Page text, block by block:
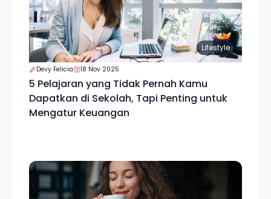
Lifestyle
Devy Felicia 18 Nov 2025
5 Pelajaran yang Tidak Pernah Kamu
Dapatkan di Sekolah, Tapi Penting untuk
Mengatur Keuangan